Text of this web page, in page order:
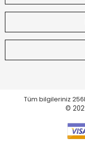
Tüm bilgileriniz
©